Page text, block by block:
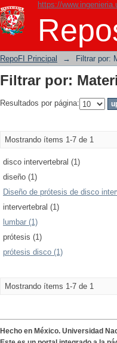
https://
Filtrar por:
RepoFI Principal → Filtrar por:
Filtrar por:
Resultados por página:
Mostrando ítems 1-7 de 1
disco intervertebral (1)
diseño (1)
Diseño de prótesis de disco
intervertebral (1)
lumbar (1)
prótesis (1)
prótesis disco (1)
Mostrando ítems 1-7 de 1
Hecho en México. Universidad